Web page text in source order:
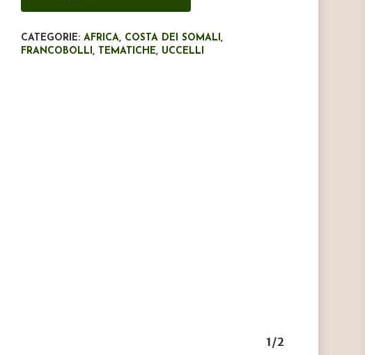
CATEGORIE:AFRICA, COSTA DEI SOMALI,
FRANCOBOLLI, TEMATICHE, UCCELLI
1/2